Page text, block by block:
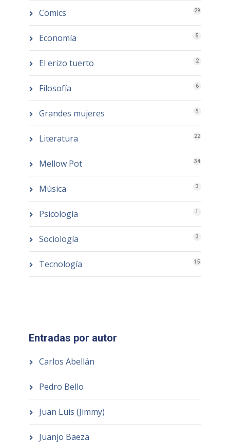
Comics 29
Economía 5
El erizo tuerto 2
Filosofía 6
Grandes mujeres 9
Literatura 22
Mellow Pot 34
Música 3
Psicología 1
Sociología 3
Tecnología 15
Entradas por autor
Carlos Abellán
Pedro Bello
Juan Luis (Jimmy)
Juanjo Baeza